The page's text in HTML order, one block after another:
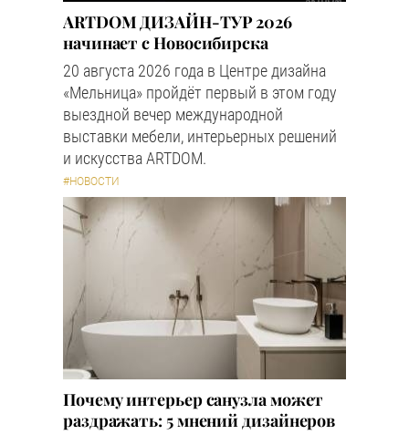
ARTDOM ДИЗАЙН-ТУР 2026
начинает с Новосибирска
20 августа 2026 года в Центре дизайна
«Мельница» пройдёт первый в этом году
выездной вечер международной
выставки мебели, интерьерных решений
и искусства ARTDOM.
#НОВОСТИ
Почему интерьер санузла может
раздражать: 5 мнений дизайнеров